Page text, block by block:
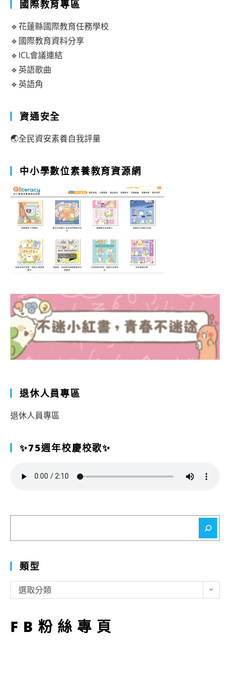
國際教育專區
🔹花蓮縣國際教育任務學校
🔹國際教育資料分享
🔹ICL會議連結
🔹英語歌曲
🔹英語角
資通安全
🌏全民資安素養自我評量
中小學數位素養教育資源網
退休人員專區
退休人員專區
✨75週年校慶校歌✨
類型
型
選取分類
FB粉絲專頁